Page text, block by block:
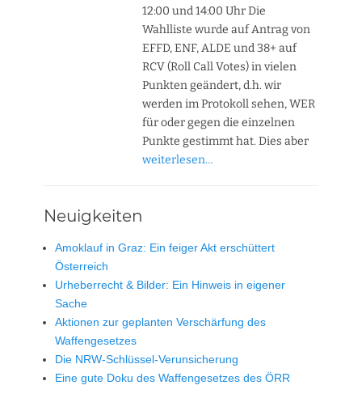
12:00 und 14:00 Uhr Die
Wahlliste wurde auf Antrag von
EFFD, ENF, ALDE und 38+ auf
RCV (Roll Call Votes) in vielen
Punkten geändert, d.h. wir
werden im Protokoll sehen, WER
für oder gegen die einzelnen
Punkte gestimmt hat. Dies aber
weiterlesen…
Neuigkeiten
Amoklauf in Graz: Ein feiger Akt erschüttert
Österreich
Urheberrecht & Bilder: Ein Hinweis in eigener
Sache
Aktionen zur geplanten Verschärfung des
Waffengesetzes
Die NRW-Schlüssel-Verunsicherung
Eine gute Doku des Waffengesetzes des ÖRR